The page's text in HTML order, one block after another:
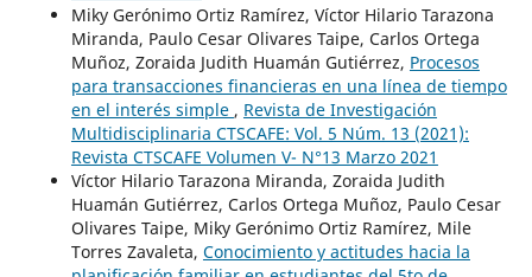
Miky Gerónimo Ortiz Ramírez, Víctor Hilario Tarazona
Miranda, Paulo Cesar Olivares Taipe, Carlos Ortega
Muñoz, Zoraida Judith Huamán Gutiérrez, Procesos
para transacciones financieras en una línea de tiempo
en el interés simple , Revista de Investigación
Multidisciplinaria CTSCAFE: Vol. 5 Núm. 13 (2021):
Revista CTSCAFE Volumen V- N°13 Marzo 2021
Víctor Hilario Tarazona Miranda, Zoraida Judith
Huamán Gutiérrez, Carlos Ortega Muñoz, Paulo Cesar
Olivares Taipe, Miky Gerónimo Ortiz Ramírez, Mile
Torres Zavaleta, Conocimiento y actitudes hacia la